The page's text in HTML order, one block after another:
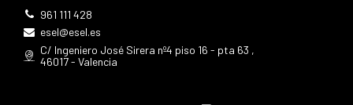
961 111 428
esel@esel.es
C/ Ingeniero José Sirera nº4 piso 16 - pta 63 ,
46017 - Valencia